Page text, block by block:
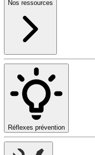
Nos ressources
Réflexes prévention